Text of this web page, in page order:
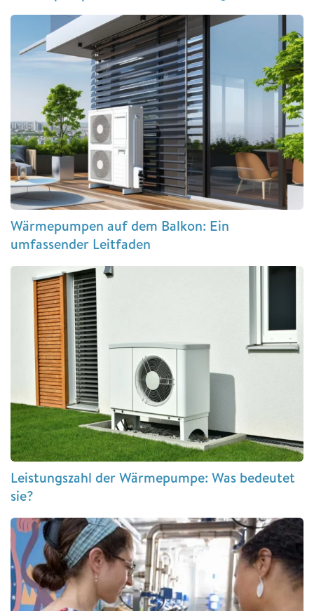
Wärmepumpen auf dem Balkon: Ein
umfassender Leitfaden
Leistungszahl der Wärmepumpe: Was bedeutet
sie?